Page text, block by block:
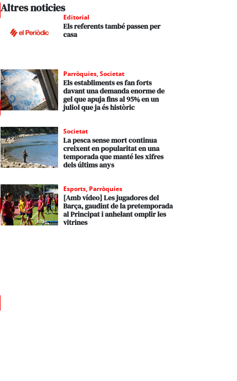
Altres noticies
Editorial
Els referents també passen per
casa
Parròquies,Societat
Els establiments es fan forts
davant una demanda enorme de
gel que apuja fins al 95% en un
juliol que ja és històric
Societat
La pesca sense mort continua
creixent en popularitat en una
temporada que manté les xifres
dels últims anys
Esports, Parròquies
[Amb vídeo] Les jugadores del
Barça, gaudint de la pretemporada
al Principat i anhelant omplir les
vitrines